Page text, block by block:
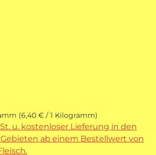
(6,40 € / 1 Kilogramm)
u. kostenloser Lieferung in den
ab einem Bestellwert von